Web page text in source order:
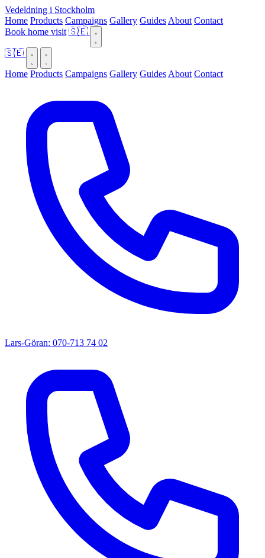
Vedeldning i Stockholm
Home Products Campaigns Gallery Guides About Contact
Book home visit 🇸🇪
🇸🇪
Home Products Campaigns Gallery Guides About Contact
Lars-Göran: 070-713 74 02